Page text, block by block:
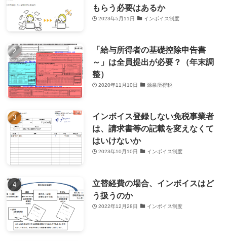
もらう必要はあるか
2023年5月11日 インボイス制度
「給与所得者の基礎控除申告書
～」は全員提出が必要？（年末調
整）
2020年11月10日 源泉所得税
インボイス登録しない免税事業者
は、請求書等の記載を変えなくて
はいけないか
2023年10月10日 インボイス制度
立替経費の場合、インボイスはど
う扱うのか
2022年12月28日 インボイス制度